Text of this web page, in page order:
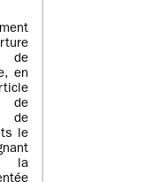
de
en
de
de
le
la